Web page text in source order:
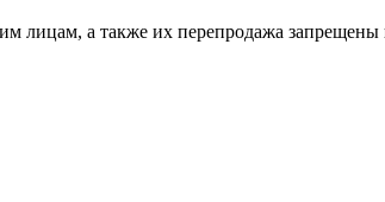
лицам, а также их перепродажа запрещены